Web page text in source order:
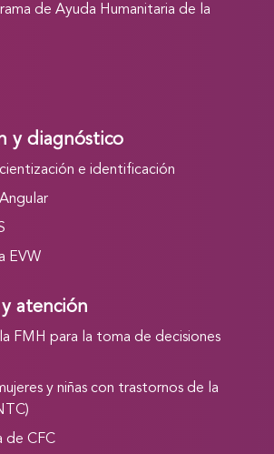
de Ayuda Humanitaria de la
y diagnóstico
e identificación
EVW
atención
FMH para la toma de decisiones
y niñas con trastornos de la
de CFC